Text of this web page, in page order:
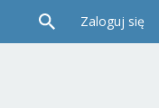
Zaloguj się